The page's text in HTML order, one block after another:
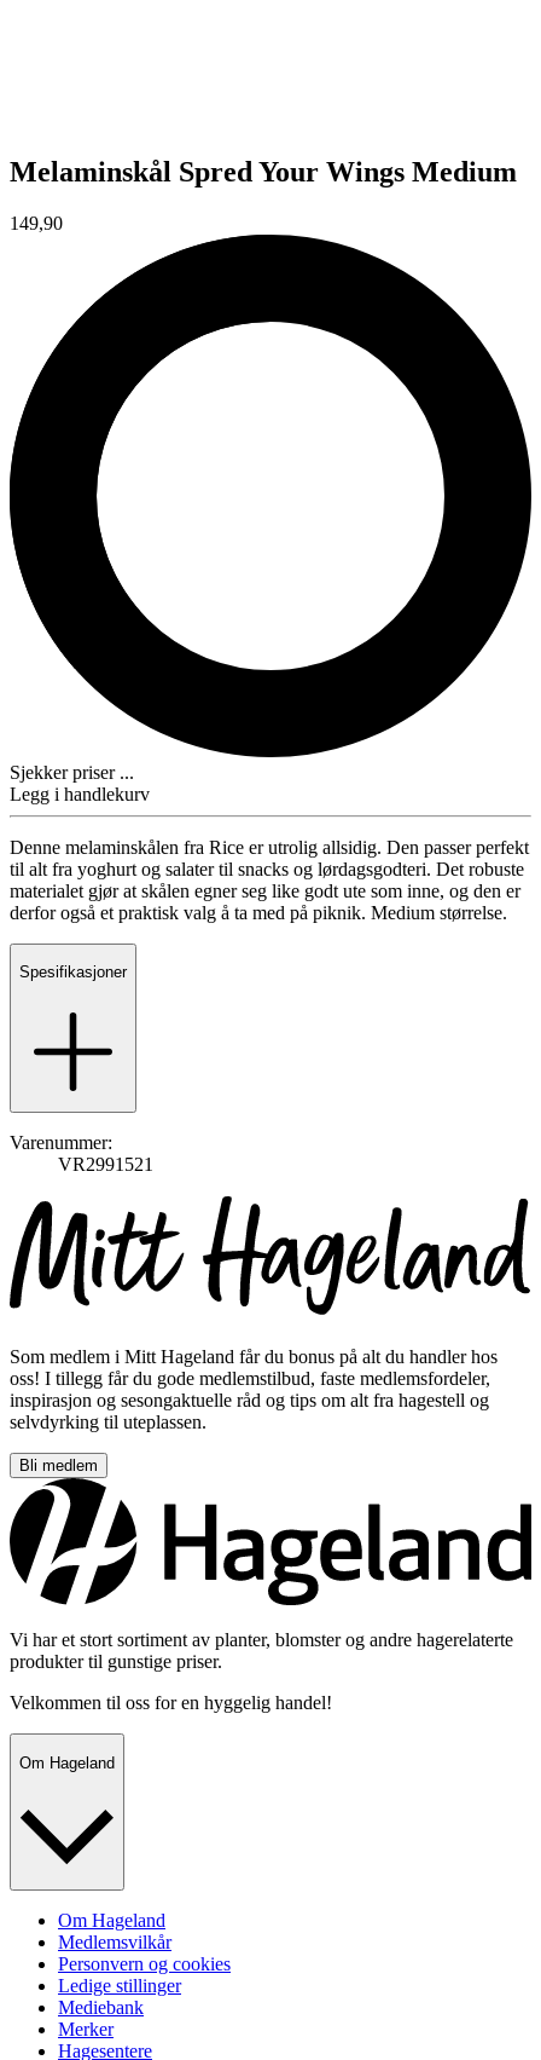
Melaminskål Spred Your Wings Medium
149,90
Sjekker priser ...
Legg i handlekurv
Denne melaminskålen fra Rice er utrolig allsidig. Den passer perfekt
til alt fra yoghurt og salater til snacks og lørdagsgodteri. Det robuste
materialet gjør at skålen egner seg like godt ute som inne, og den er
derfor også et praktisk valg å ta med på piknik. Medium størrelse.
Spesifikasjoner
Varenummer:
VR2991521
Som medlem i Mitt Hageland får du bonus på alt du handler hos
oss! I tillegg får du gode medlemstilbud, faste medlemsfordeler,
inspirasjon og sesongaktuelle råd og tips om alt fra hagestell og
selvdyrking til uteplassen.
Bli medlem
Vi har et stort sortiment av planter, blomster og andre hagerelaterte
produkter til gunstige priser.
Velkommen til oss for en hyggelig handel!
Om Hageland
Om Hageland
Medlemsvilkår
Personvern og cookies
Ledige stillinger
Mediebank
Merker
Hagesentere